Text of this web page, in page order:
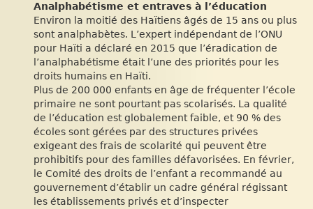
Analphabétisme et entraves à l’éducation
Environ la moitié des Haïtiens âgés de 15 ans ou plus
sont analphabètes. L’expert indépendant de l’ONU
pour Haïti a déclaré en 2015 que l’éradication de
l’analphabétisme était l’une des priorités pour les
droits humains en Haïti.
Plus de 200 000 enfants en âge de fréquenter l’école
primaire ne sont pourtant pas scolarisés. La qualité
de l’éducation est globalement faible, et 90 % des
écoles sont gérées par des structures privées
exigeant des frais de scolarité qui peuvent être
prohibitifs pour des familles défavorisées. En février,
le Comité des droits de l’enfant a recommandé au
gouvernement d’établir un cadre général régissant
les établissements privés et d’inspecter